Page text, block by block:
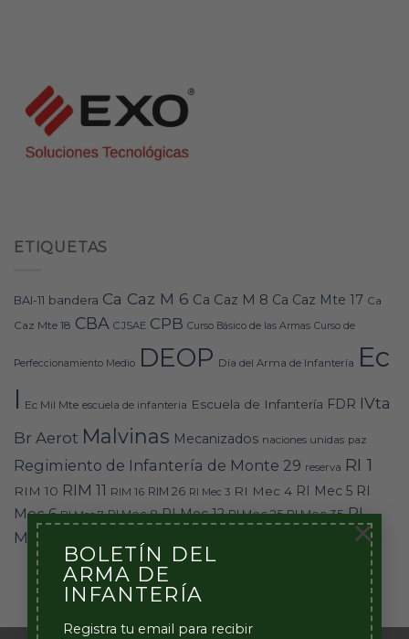
BOLETÍN DEL
ARMA DE
INFANTERÍA
Registra tu email para recibir
×
ETIQUETAS
BAI-11 bandera Ca Caz M 6 Ca Caz M 8 Ca Caz Mte 17 Ca
Caz Mte 18 CBA CJSAE CPB Curso Básico de las Armas Curso de
Perfeccionamiento Medio DEOP Día del Arma de Infantería Ec
I Ec Mil Mte escuela de infanteria Escuela de Infantería FDR IVta
Br Aerot Malvinas Mecanizados naciones unidas paz
Regimiento de Infantería de Monte 29 reserva RI 1
RIM 10 RIM 11 RIM 16 RIM 26 RI Mec 3 RI Mec 4 RI Mec 5 RI
Mec 6 RI Mec 7 RI Mec 8 RI Mec 12 RI Mec 25 RI Mec 35 RI
Mte 9
united nation